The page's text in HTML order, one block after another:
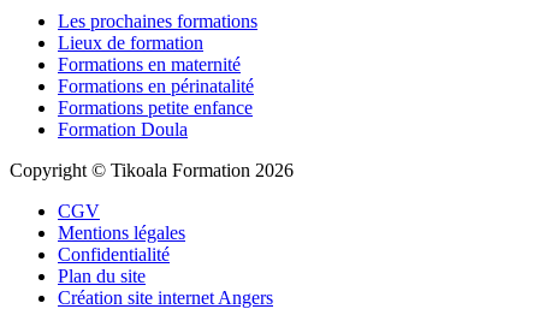
Les prochaines formations
Lieux de formation
Formations en maternité
Formations en périnatalité
Formations petite enfance
Formation Doula
Copyright © Tikoala Formation 2026
CGV
Mentions légales
Confidentialité
Plan du site
Création site internet Angers